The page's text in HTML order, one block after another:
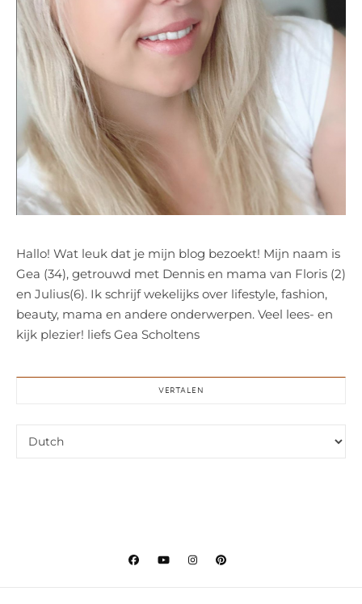
Hallo! Wat leuk dat je mijn blog bezoekt! Mijn naam is
Gea (34), getrouwd met Dennis en mama van Floris (2)
en Julius(6). Ik schrijf wekelijks over lifestyle, fashion,
beauty, mama en andere onderwerpen. Veel lees- en
kijk plezier! liefs Gea Scholtens
VERTALEN